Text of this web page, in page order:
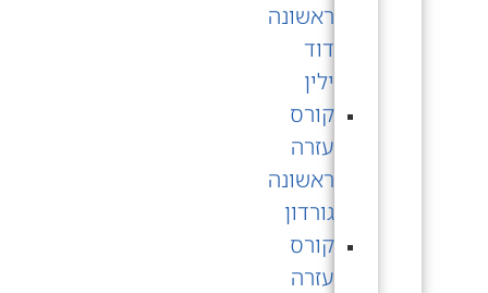
ראשונה
דוד
ילין
קורס
עזרה
ראשונה
גורדון
קורס
עזרה